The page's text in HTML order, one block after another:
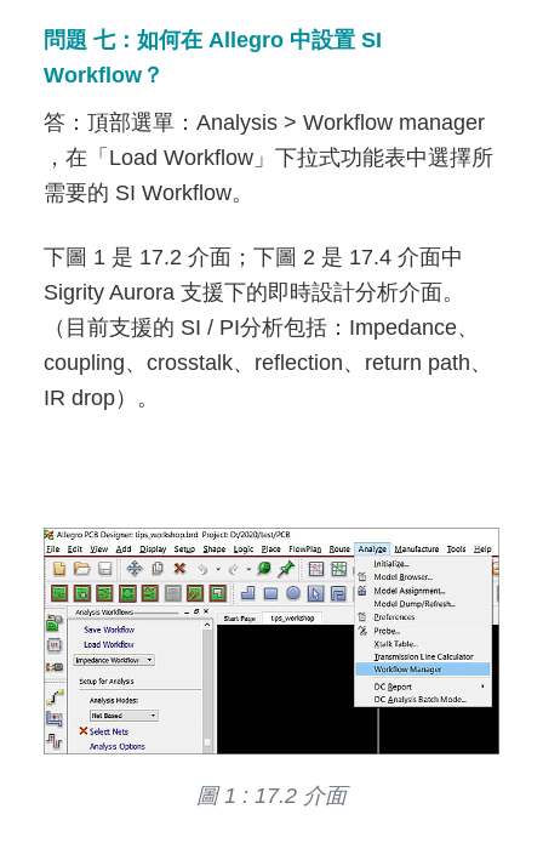
問題 七：如何在 Allegro 中設置 SI
Workflow？
答：頂部選單：Analysis > Workflow manager
，在「Load Workflow」下拉式功能表中選擇所
需要的 SI Workflow。
下圖 1 是 17.2 介面；下圖 2 是 17.4 介面中
Sigrity Aurora 支援下的即時設計分析介面。
（目前支援的 SI / PI分析包括：Impedance、
coupling、crosstalk、reflection、return path、
IR drop）。
圖 1 : 17.2 介面